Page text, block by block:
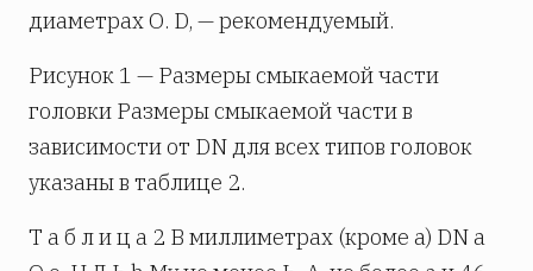
диаметрах О. D, — рекомендуемый.
Рисунок 1 — Размеры смыкаемой части
головки Размеры смыкаемой части в
зависимости от DN для всех типов головок
указаны в таблице 2.
Т а б л и ц а 2 В миллиметрах (кроме а) DN а